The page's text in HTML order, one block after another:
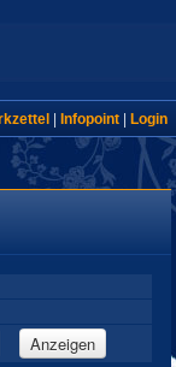
Infopoint| Login
Anzeigen